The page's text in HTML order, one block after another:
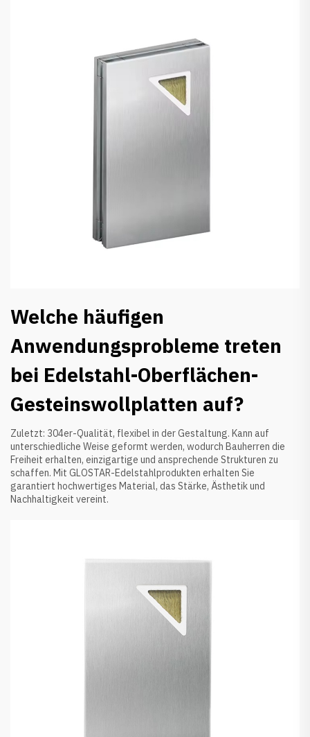
Welche häufigen
Anwendungsprobleme treten
bei Edelstahl-Oberflächen-
Gesteinswollplatten auf?
Zuletzt: 304er-Qualität, flexibel in der Gestaltung. Kann auf
unterschiedliche Weise geformt werden, wodurch Bauherren die
Freiheit erhalten, einzigartige und ansprechende Strukturen zu
schaffen. Mit GLOSTAR-Edelstahlprodukten erhalten Sie
garantiert hochwertiges Material, das Stärke, Ästhetik und
Nachhaltigkeit vereint.